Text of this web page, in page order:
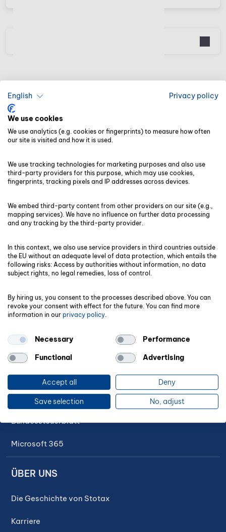
PRODUKTE
Software für Buchhalter
Software für Steuerabteilungen
Software für Mandanten
Reisekosten-Abrechnungssoftware
Fahrten-Abrechnungssoftware
Gehaltsauskunftssoftware
Bundessteuerblatt
Microsoft 365
ÜBER UNS
Die Geschichte von Stotax
Karriere
English Privacy policy
We use cookies
We use analytics (e.g. cookies or fingerprints) to measure how often
our site is visited and how it is used.
We use tracking technologies for marketing purposes and also use
third-party providers for this purpose, which may use cookies,
fingerprints, tracking pixels and IP addresses across devices.
We embed third-party content from other providers on our site (e.g.,
mapping services). We have no influence on further data processing
and any tracking by the third-party provider.
In this context, we also use service providers in third countries outside
the EU without an adequate level of data protection, which entails the
following risks: Access by authorities without information, no data
subject rights, no legal remedies, loss of control.
By hiring us, you consent to the processes described above. You can
revoke your consent with effect for the future. You can find more
information in our privacy policy
Necessary
Performance
Functional
Advertising
Accept all Deny
Save selection No, adjust